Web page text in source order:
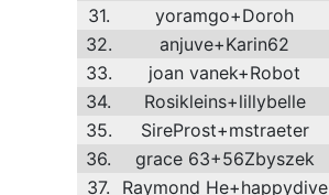
31.
yoramgo+Doroh
32.
anjuve+Karin62
33.
joan vanek+Robot
34.
Rosikleins+lillybelle
35.
SireProst+mstraeter
36.
grace 63+56Zbyszek
37.
Raymond He+happydive